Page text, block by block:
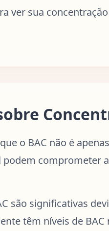
ver sua
o BAC não é
comprometer
são significativas
têm níveis de